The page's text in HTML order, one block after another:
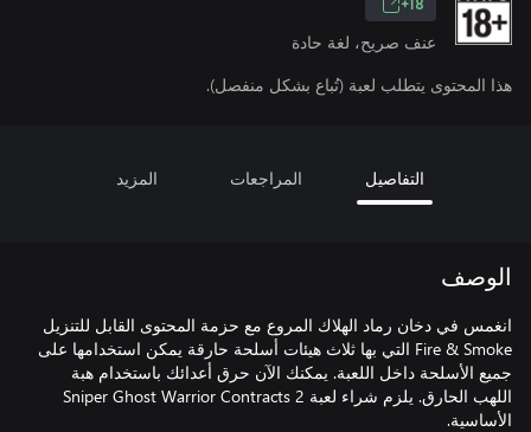
18+
عنف صريح، لغة حادة
هذا المحتوى يتطلب لعبة (تُباع بشكل منفصل).
التفاصيل المراجعات المزيد
الوصف
انغمس في دخان رماد الهلاك المروع مع حزمة المحتوى القابل للتنزيل
Fire & Smoke التي بها ثلاث هيئات أسلحة حارقة يمكن استخدامها على
جميع الأسلحة داخل اللعبة. يمكنك الآن حرق أعدائك باستخدام هبة
اللهب الحارق. يلزم شراء لعبة Sniper Ghost Warrior Contracts 2
الأساسية.